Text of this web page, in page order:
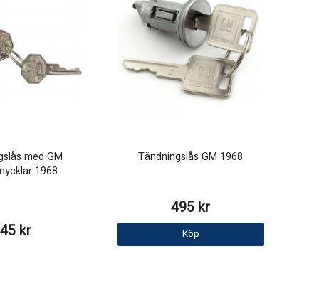
med GM
1968
kr
Tändningslås GM 1968
495 kr
Köp